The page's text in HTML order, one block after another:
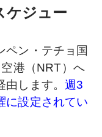
ケジュー
ペン・テチョ国
港（NRT）へ
由します。週3
に設定されてい